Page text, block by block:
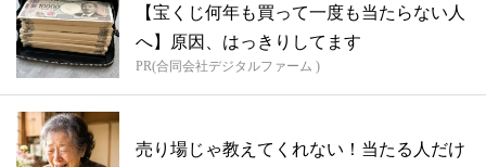
【宝くじ何年も買って一度も当たらない人
へ】原因、はっきりしてます
PR(合同会社デジタルファーム )
売り場じゃ教えてくれない！当たる人だけ